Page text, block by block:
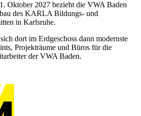
Oktober 2027 bezieht die VWA Baden
des KARLA Bildungs- und
in Karlsruhe.
dort im Erdgeschoss dann modernste
Projekträume und Büros für die
der VWA Baden.